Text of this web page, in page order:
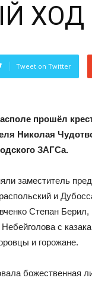
ХОД
Tweet on Twitter
прошёл
Николая
ЗАГСа.
заместитель
и
Степан
с
и горожане.
божественная